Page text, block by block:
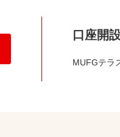
口座開
MUFGテラ